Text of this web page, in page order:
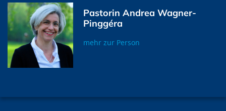
Pastorin Andrea Wagner-
Pinggéra
mehr zur Person